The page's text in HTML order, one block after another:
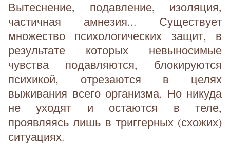
Вытеснение, подавление, изоляция,
частичная амнезия... Существует
множество психологических защит, в
результате которых невыносимые
чувства подавляются, блокируются
психикой, отрезаются в целях
выживания всего организма. Но никуда
не уходят и остаются в теле,
проявляясь лишь в триггерных (схожих)
ситуациях.